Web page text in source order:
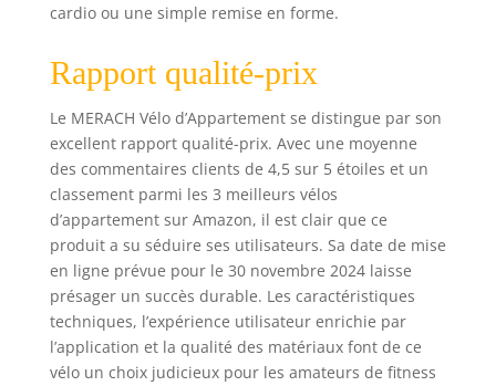
cardio ou une simple remise en forme.
Rapport qualité-prix
Le MERACH Vélo d’Appartement se distingue par son
excellent rapport qualité-prix. Avec une moyenne
des commentaires clients de 4,5 sur 5 étoiles et un
classement parmi les 3 meilleurs vélos
d’appartement sur Amazon, il est clair que ce
produit a su séduire ses utilisateurs. Sa date de mise
en ligne prévue pour le 30 novembre 2024 laisse
présager un succès durable. Les caractéristiques
techniques, l’expérience utilisateur enrichie par
l’application et la qualité des matériaux font de ce
vélo un choix judicieux pour les amateurs de fitness